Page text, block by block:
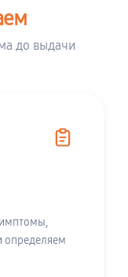
до выдачи
определяем